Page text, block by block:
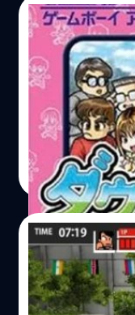
22/04/2016
คอเกมเฮเก
อังกฤษแล้ว
ข่าวดีเกมในตำน
วงศกร ปฐมชัยวัฒน์|
Read More
19/12/2015
มาแล้วเกมใน
300 กว่าบาท